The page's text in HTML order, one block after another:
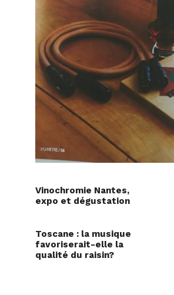
Vinochromie Nantes,
expo et dégustation
Toscane : la musique
favoriserait-elle la
qualité du raisin?